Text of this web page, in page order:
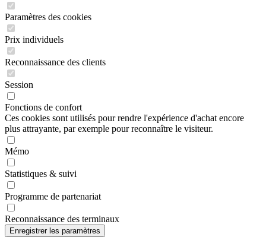
Paramètres des cookies
Prix individuels
Reconnaissance des clients
Session
Fonctions de confort
Ces cookies sont utilisés pour rendre l'expérience d'achat encore
plus attrayante, par exemple pour reconnaître le visiteur.
Mémo
Statistiques & suivi
Programme de partenariat
Reconnaissance des terminaux